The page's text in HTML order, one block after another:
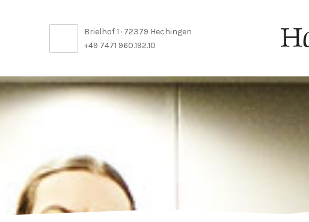
Brielhof 1 · 72379 Hechingen
+49 7471 960.192.10